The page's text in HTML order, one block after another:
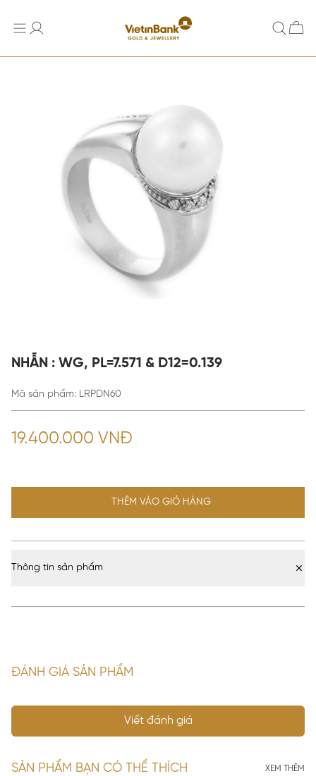
NHẪN : WG, PL=7.571 & D12=0.139
Mã sản phẩm: LRPDN60
19.400.000 VNĐ
THÊM VÀO GIỎ HÀNG
Thông tin sản phẩm
ĐÁNH GIÁ SẢN PHẨM
Viết đánh giá
SẢN PHẨM BẠN CÓ THỂ THÍCH XEM THÊM